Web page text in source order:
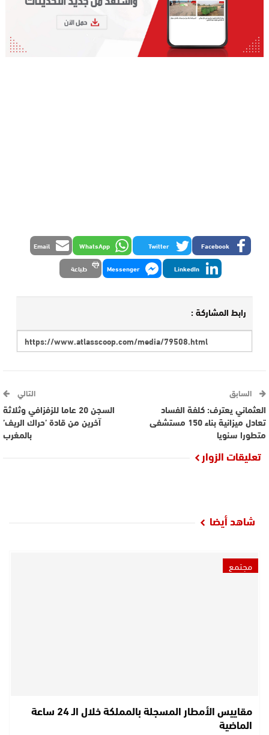
Facebook
Twitter
WhatsApp
Email
LinkedIn
Messenger طباعة
رابط المشاركة :
السابق
العثماني يعترف: كلفة الفساد
تعادل ميزانية بناء 150 مستشفى
متطورا سنويا
التالي
السجن 20 عاما للزفزافي وثلاثة
آخرين من قادة ’حراك الريف’
بالمغرب
تعليقات الزوار
شاهد أيضا
مجتمع
مقاييس الأمطار المسجلة بالمملكة خلال الـ 24 ساعة
الماضية